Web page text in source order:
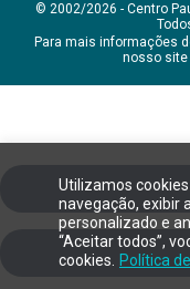
Utilizamos
navegação, exibir
personalizado e
“Aceitar todos”,
cookies.
Política
© 2002/2026 - Centro
Para mais informações
nosso